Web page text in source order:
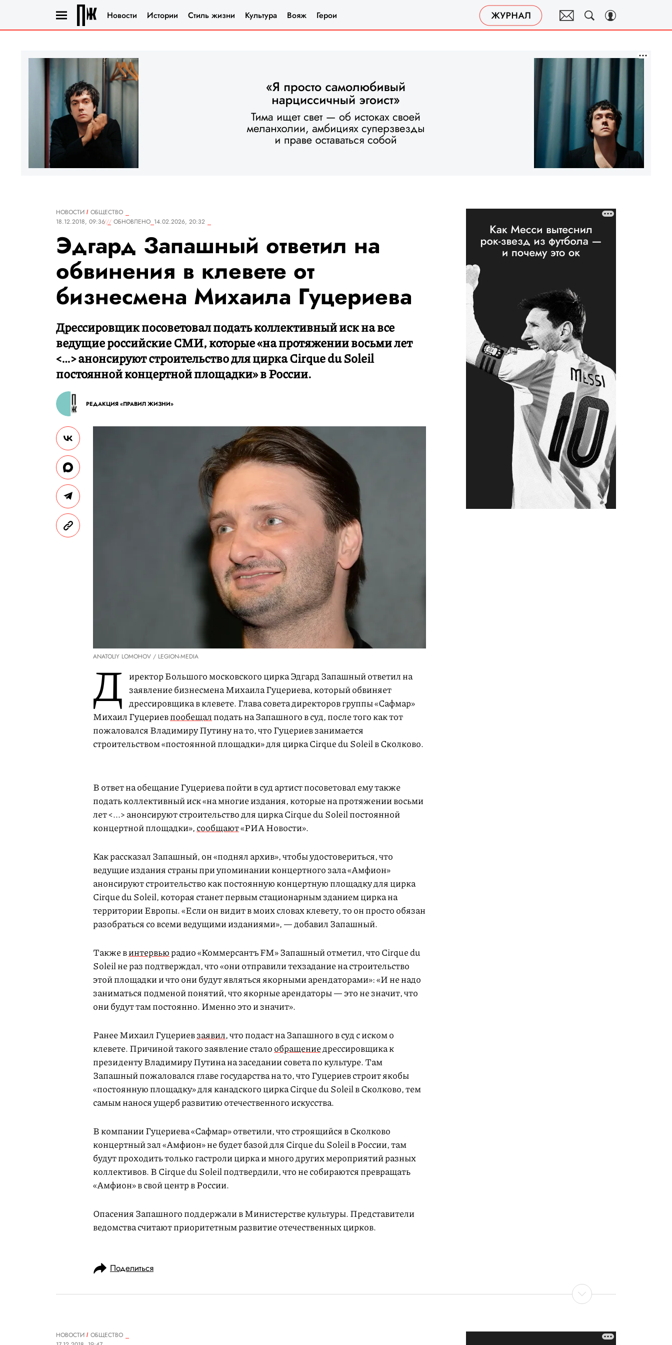
Новости Истории Стиль жизни Культура Вояж Герои
НОВОСТИ
ОБЩЕСТВО
18.12.2018, 09:36
ОБНОВЛЕНО 14.02.2026, 20:32
Эдгард Запашный ответил на
обвинения в клевете от
бизнесмена Михаила Гуцериева
Дрессировщик посоветовал подать коллективный иск на все
ведущие российские СМИ, которые «на протяжении восьми лет
<…> анонсируют строительство для цирка Cirque du Soleil
постоянной концертной площадки» в России.
РЕДАКЦИЯ «ПРАВИЛ ЖИЗНИ»
ANATOLIY LOMOHOV / LEGION-MEDIA
Д иректор Большого московского цирка Эдгард Запашный ответил на
заявление бизнесмена Михаила Гуцериева, который обвиняет
дрессировщика в клевете. Глава совета директоров группы «Сафмар»
Михаил Гуцериевпообещалподать на Запашного в суд, после того как тот
пожаловался Владимиру Путину на то, что Гуцериев занимается
строительством «постоянной площадки» для цирка Cirque du Soleil в Сколково.
В ответ на обещание Гуцериева пойти в суд артист посоветовал ему также
подать коллективный иск «на многие издания, которые на протяжении восьми
лет <...> анонсируют строительство для цирка Cirque du Soleil постоянной
концертной площадки»,сообщают«РИА Новости».
Как рассказал Запашный, он «поднял архив», чтобы удостовериться, что
ведущие издания страны при упоминании концертного зала «Амфион»
анонсируют строительство как постоянную концертную площадку для цирка
Cirque du Soleil, которая станет первым стационарным зданием цирка на
территории Европы. «Если он видит в моих словах клевету, то он просто обязан
разобраться со всеми ведущими изданиями», — добавил Запашный.
Также винтервьюрадио «Коммерсантъ FM» Запашный отметил, что Cirque du
Soleil не раз подтверждал, что «они отправили техзадание на строительство
этой площадки и что они будут являться якорными арендаторами»: «И не надо
заниматься подменой понятий, что якорные арендаторы — это не значит, что
они будут там постоянно. Именно это и значит».
Ранее Михаил Гуцериевзаявил, что подаст на Запашного в суд с иском о
клевете. Причиной такого заявление сталообращениедрессировщика к
президенту Владимиру Путина на заседании совета по культуре. Там
Запашный пожаловался главе государства на то, что Гуцериев строит якобы
«постоянную площадку» для канадского цирка Cirque du Soleil в Сколково, тем
самым нанося ущерб развитию отечественного искусства.
В компании Гуцериева «Сафмар» ответили, что строящийся в Сколково
концертный зал «Амфион» не будет базой для Cirque du Soleil в России, там
будут проходить только гастроли цирка и много других мероприятий разных
коллективов. В Cirque du Soleil подтвердили, что не собираются превращать
«Амфион» в свой центр в России.
Опасения Запашного поддержали в Министерстве культуры. Представители
ведомства считают приоритетным развитие отечественных цирков.
Поделиться
НОВОСТИ
ОБЩЕСТВО